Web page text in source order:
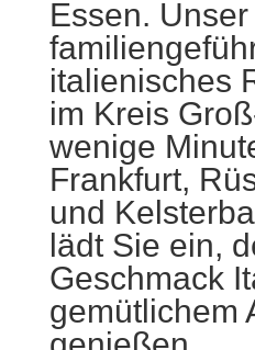
Essen. Unser
italienisches
im Kreis
wenige
Frankfurt,
und
lädt Sie ein,
Geschmack
gemütlichem